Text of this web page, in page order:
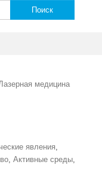
медицина
явления,
, Активные среды,